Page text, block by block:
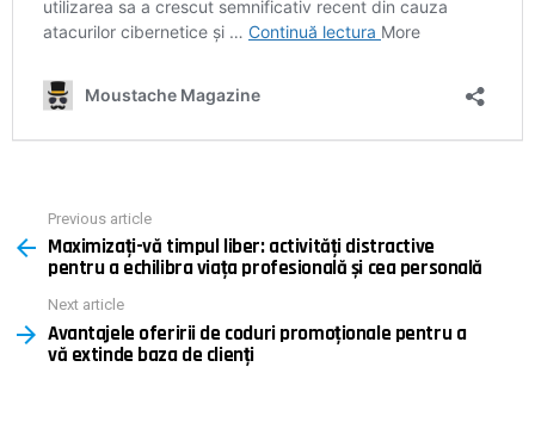
more
Previous article
Maximizați-vă timpul liber: activități distractive
pentru a echilibra viața profesională și cea personală
Next article
Avantajele oferirii de coduri promoționale pentru a
vă extinde baza de clienți